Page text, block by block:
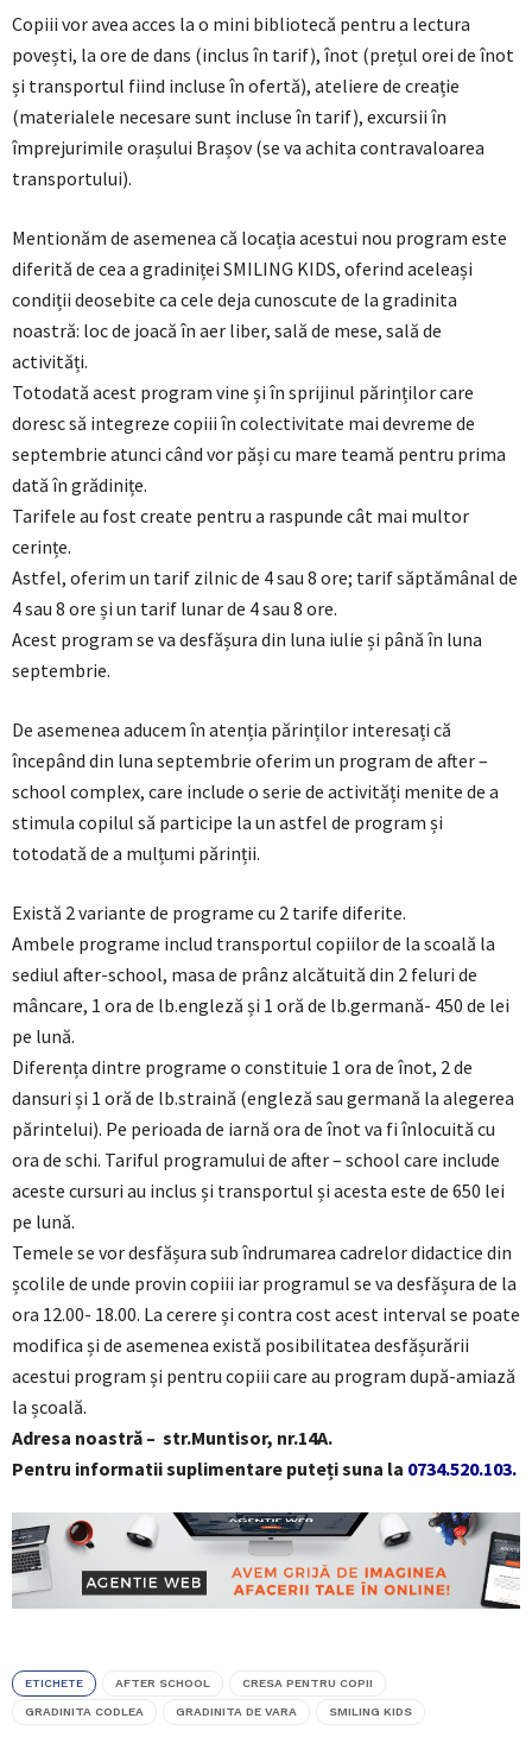
Copiii vor avea acces la o mini bibliotecă pentru a lectura
povești, la ore de dans (inclus în tarif), înot (prețul orei de înot
și transportul fiind incluse în ofertă), ateliere de creație
(materialele necesare sunt incluse în tarif), excursii în
împrejurimile orașului Brașov (se va achita contravaloarea
transportului).
Mentionăm de asemenea că locația acestui nou program este
diferită de cea a gradiniței SMILING KIDS, oferind aceleași
condiții deosebite ca cele deja cunoscute de la gradinita
noastră: loc de joacă în aer liber, sală de mese, sală de
activități.
Totodată acest program vine și în sprijinul părinților care
doresc să integreze copiii în colectivitate mai devreme de
septembrie atunci când vor păși cu mare teamă pentru prima
dată în grădinițe.
Tarifele au fost create pentru a raspunde cât mai multor
cerințe.
Astfel, oferim un tarif zilnic de 4 sau 8 ore; tarif săptămânal de
4 sau 8 ore și un tarif lunar de 4 sau 8 ore.
Acest program se va desfășura din luna iulie și până în luna
septembrie.
De asemenea aducem în atenția părinților interesați că
începând din luna septembrie oferim un program de after –
school complex, care include o serie de activități menite de a
stimula copilul să participe la un astfel de program și
totodată de a mulțumi părinții.
Există 2 variante de programe cu 2 tarife diferite.
Ambele programe includ transportul copiilor de la scoală la
sediul after-school, masa de prânz alcătuită din 2 feluri de
mâncare, 1 ora de lb.engleză și 1 oră de lb.germană- 450 de lei
pe lună.
Diferența dintre programe o constituie 1 ora de înot, 2 de
dansuri și 1 oră de lb.straină (engleză sau germană la alegerea
părintelui). Pe perioada de iarnă ora de înot va fi înlocuită cu
ora de schi. Tariful programului de after – school care include
aceste cursuri au inclus și transportul și acesta este de 650 lei
pe lună.
Temele se vor desfășura sub îndrumarea cadrelor didactice din
școlile de unde provin copiii iar programul se va desfășura de la
ora 12.00- 18.00. La cerere și contra cost acest interval se poate
modifica și de asemenea există posibilitatea desfășurării
acestui program și pentru copiii care au program după-amiază
la școală.
Adresa noastră – str.Muntisor, nr.14A.
Pentru informatii suplimentare puteți suna la 0734.520.103.
ETICHETE AFTER SCHOOL CRESA PENTRU COPII
GRADINITA CODLEA GRADINITA DE VARA SMILING KIDS